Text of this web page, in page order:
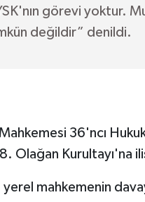
görevi yoktur.
değildir” denildi.
36'ncı
Olağan Kurultayı'na
mahkemenin